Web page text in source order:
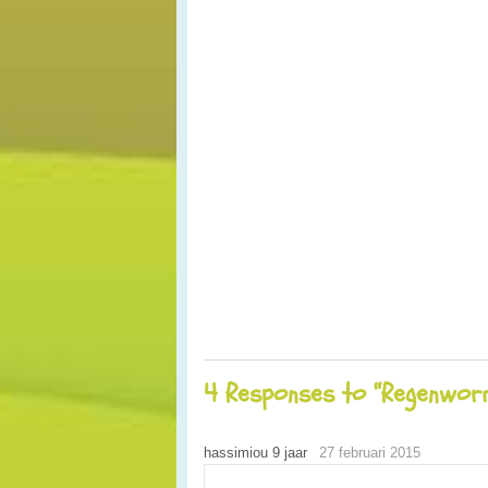
4 Responses to
hassimiou 9 jaar 27 februari 2015